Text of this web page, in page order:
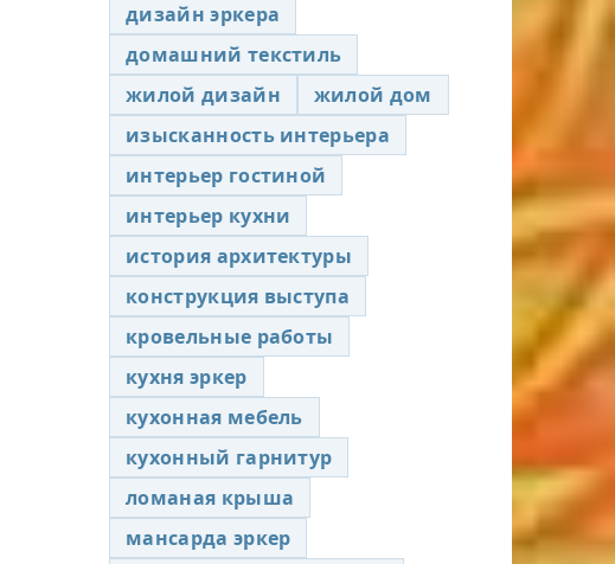
дизайн эркера
домашний текстиль
жилой дизайн
жилой дом
изысканность интерьера
интерьер гостиной
интерьер кухни
история архитектуры
конструкция выступа
кровельные работы
кухня эркер
кухонная мебель
кухонный гарнитур
ломаная крыша
мансарда эркер